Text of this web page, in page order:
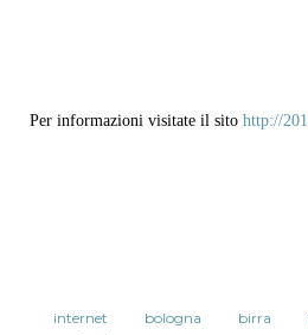
Per informazioni visitate il sito http://
internet bologna birra